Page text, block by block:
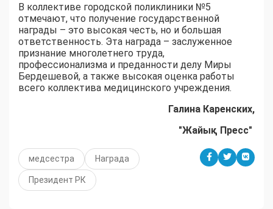
В коллективе городской поликлиники №5
отмечают, что получение государственной
награды – это высокая честь, но и большая
ответственность. Эта награда – заслуженное
признание многолетнего труда,
профессионализма и преданности делу Миры
Бердешевой, а также высокая оценка работы
всего коллектива медицинского учреждения.
Галина Каренских,
"Жайық Пресс"
медсестра Награда
Президент РК